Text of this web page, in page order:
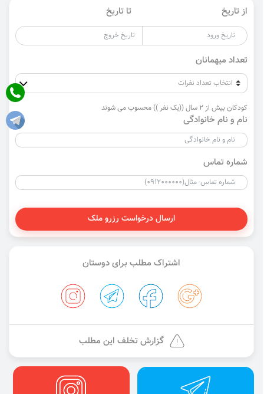
از تاریخ تا تاریخ
تعداد میهمانان
کودکان بیش از 2 سال ((یک نفر )) محسوب می شوند
نام و نام خانوادگی
شماره تماس
ارسال درخواست رزرو ملک
اشتراک مطلب برای دوستان
گزارش تخلف این مطلب